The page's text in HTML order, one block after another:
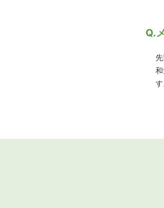
Q.
す